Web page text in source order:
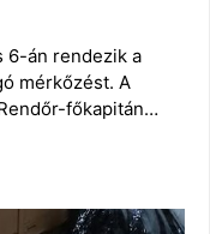
6-án rendezik a
mérkőzést. A
főkapitán…